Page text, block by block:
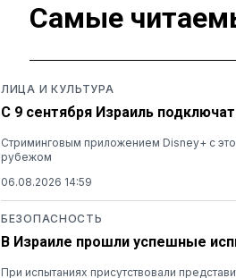
Самые
ЛИЦА И КУЛЬТУРА
С 9 сентября Израиль
Стриминговым приложением Disney+ с
рубежом
06.08.2026 14:59
БЕЗОПАСНОСТЬ
В Израиле прошли успешные
При испытаниях присутствовали